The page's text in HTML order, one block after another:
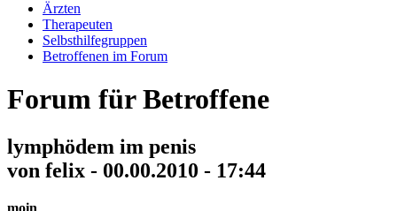
Ärzten
Therapeuten
Selbsthilfegruppen
Betroffenen im Forum
Forum für Betroffene
lymphödem im penis
von felix - 00.00.2010 - 17:44
moin